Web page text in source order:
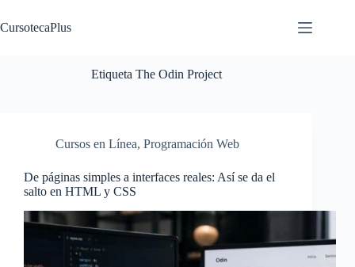
al
contenido
CursotecaPlus
Etiqueta The Odin Project
Cursos en Línea, Programación Web
De páginas simples a interfaces reales: Así se da el
salto en HTML y CSS